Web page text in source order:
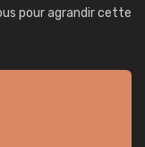
pour agrandir cette